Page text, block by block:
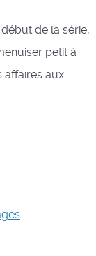
début de la série,
petit à
affaires aux